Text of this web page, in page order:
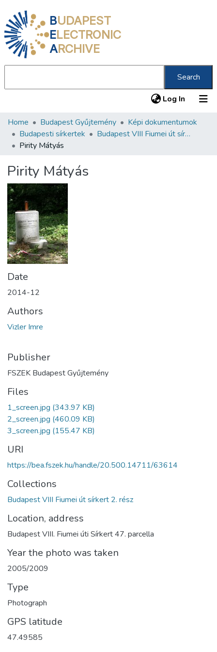
BUDAPEST
ELECTRONIC
ARCHIVE
Search
Log In (current)
Communities & Collections
All of DSpace
About us
Home Budapest Gyűjtemény
Képi dokumentumok
Budapesti sírkertek
Budapest VIII Fiumei út sírkert 2. rész
Pirity Mátyás
Pirity Mátyás
Date
2014-12
Authors
Vizler Imre
Publisher
FSZEK Budapest Gyűjtemény
Files
1_screen.jpg (343.97 KB)
2_screen.jpg (460.09 KB)
3_screen.jpg (155.47 KB)
URI
https://bea.fszek.hu/handle/20.500.14711/63614
Collections
Budapest VIII Fiumei út sírkert 2. rész
Location, address
Budapest VIII. Fiumei úti Sírkert 47. parcella
Year the photo was taken
2005/2009
Type
Photograph
GPS latitude
47.49585